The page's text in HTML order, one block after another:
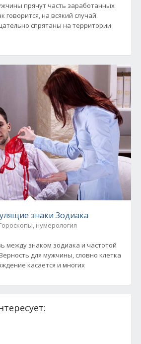
прячут часть заработанных
говорится, на всякий случай.
спрятаны на территории
знаки Зодиака
нумерология
между знаком зодиака и частотой
для мужчины, словно клетка
касается и многих